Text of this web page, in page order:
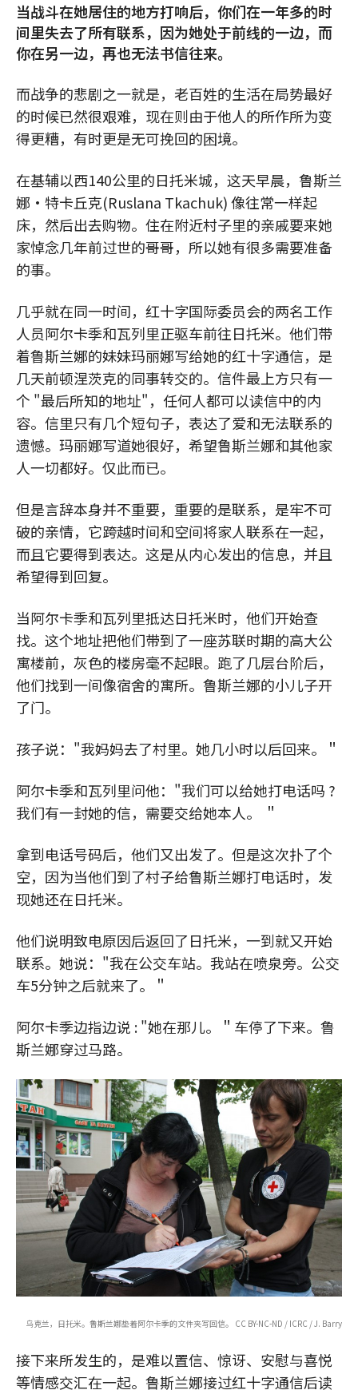
当战斗在她居住的地方打响后，你们在一年多的时
间里失去了所有联系，因为她处于前线的一边，而
你在另一边，再也无法书信往来。
而战争的悲剧之一就是，老百姓的生活在局势最好
的时候已然很艰难，现在则由于他人的所作所为变
得更糟，有时更是无可挽回的困境。
在基辅以西140公里的日托米城，这天早晨，鲁斯兰
娜·特卡丘克(Ruslana Tkachuk) 像往常一样起
床，然后出去购物。住在附近村子里的亲戚要来她
家悼念几年前过世的哥哥，所以她有很多需要准备
的事。
几乎就在同一时间，红十字国际委员会的两名工作
人员阿尔卡季和瓦列里正驱车前往日托米。他们带
着鲁斯兰娜的妹妹玛丽娜写给她的红十字通信，是
几天前顿涅茨克的同事转交的。信件最上方只有一
个 "最后所知的地址"，任何人都可以读信中的内
容。信里只有几个短句子，表达了爱和无法联系的
遗憾。玛丽娜写道她很好，希望鲁斯兰娜和其他家
人一切都好。仅此而已。
但是言辞本身并不重要，重要的是联系，是牢不可
破的亲情，它跨越时间和空间将家人联系在一起，
而且它要得到表达。这是从内心发出的信息，并且
希望得到回复。
当阿尔卡季和瓦列里抵达日托米时，他们开始查
找。这个地址把他们带到了一座苏联时期的高大公
寓楼前，灰色的楼房毫不起眼。跑了几层台阶后，
他们找到一间像宿舍的寓所。鲁斯兰娜的小儿子开
了门。
孩子说："我妈妈去了村里。她几小时以后回来。＂
阿尔卡季和瓦列里问他："我们可以给她打电话吗 ?
我们有一封她的信，需要交给她本人。 ＂
拿到电话号码后，他们又出发了。但是这次扑了个
空，因为当他们到了村子给鲁斯兰娜打电话时，发
现她还在日托米。
他们说明致电原因后返回了日托米，一到就又开始
联系。她说："我在公交车站。我站在喷泉旁。公交
车5分钟之后就来了。＂
阿尔卡季边指边说 : "她在那儿。＂车停了下来。鲁
斯兰娜穿过马路。
乌克兰，日托米。鲁斯兰娜垫着阿尔卡季的文件夹写回信。 CC BY-NC-ND / ICRC / J. Barry
接下来所发生的，是难以置信、惊讶、安慰与喜悦
等情感交汇在一起。鲁斯兰娜接过红十字通信后读